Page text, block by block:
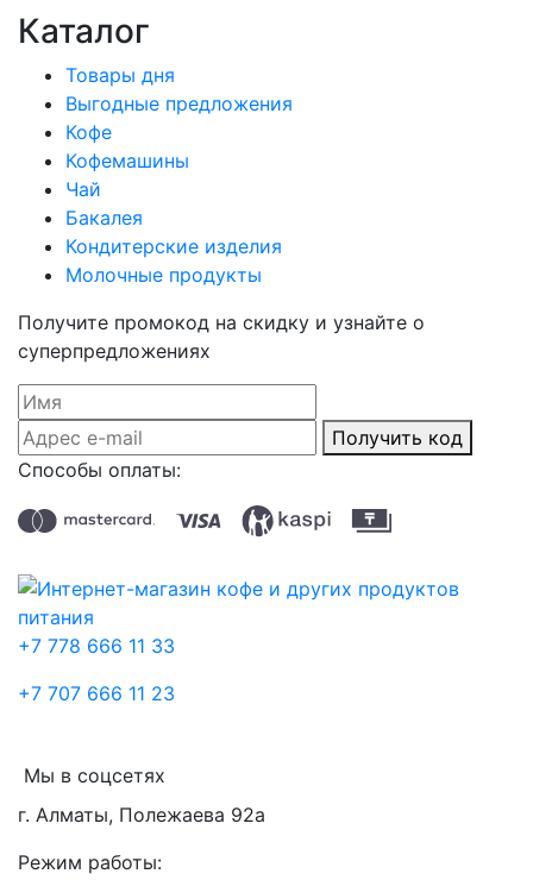
Каталог
Товары дня
Выгодные предложения
Кофе
Кофемашины
Чай
Бакалея
Кондитерские изделия
Молочные продукты
Получите промокод на скидку и узнайте о
суперпредложениях
Получить код
Способы оплаты:
+7 778 666 11 33
+7 707 666 11 23
Мы в соцсетях
г. Алматы, Полежаева 92а
Режим работы: